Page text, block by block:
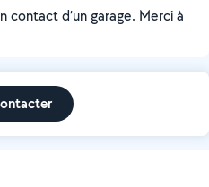
contact d’un garage. Merci à